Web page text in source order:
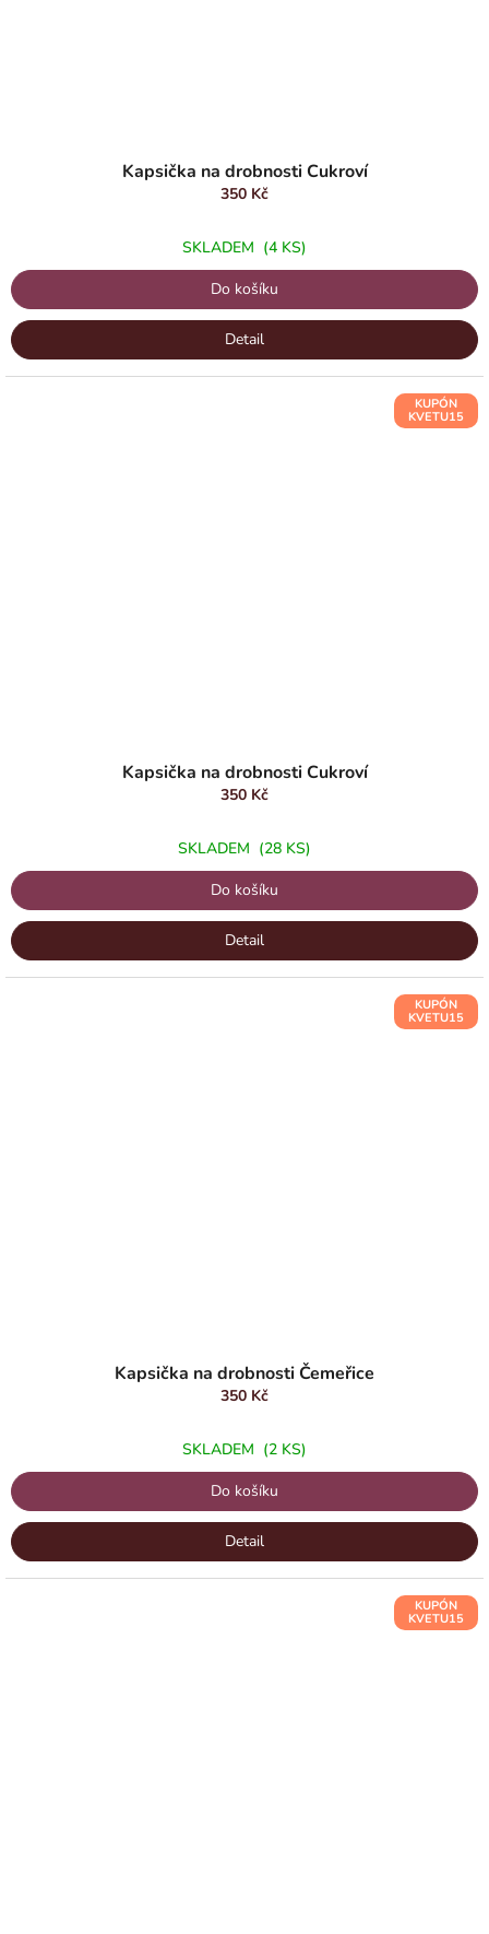
Kapsička na drobnosti Cukroví
350 Kč
SKLADEM (4 KS)
Do košíku
Detail
KUPÓN
KVETU15
Kapsička na drobnosti Cukroví
350 Kč
SKLADEM (28 KS)
Do košíku
Detail
KUPÓN
KVETU15
Kapsička na drobnosti Čemeřice
350 Kč
SKLADEM (2 KS)
Do košíku
Detail
KUPÓN
KVETU15